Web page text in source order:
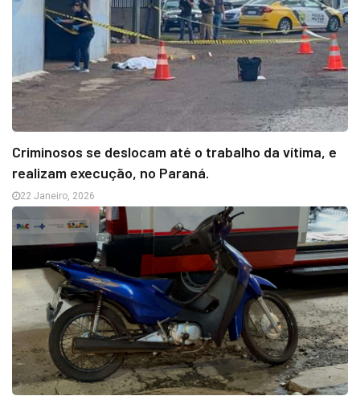
Criminosos se deslocam até o trabalho da vítima, e
realizam execução, no Paraná.
22 Janeiro, 2026